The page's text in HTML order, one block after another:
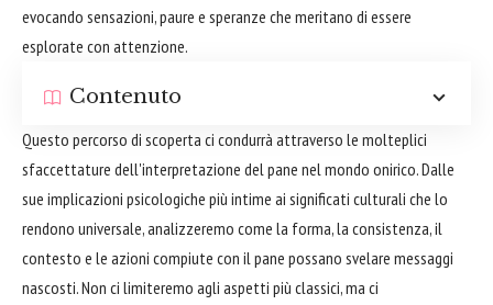
evocando sensazioni, paure e speranze che meritano di essere
esplorate con attenzione.
Contenuto
Questo percorso di scoperta ci condurrà attraverso le molteplici
sfaccettature dell'interpretazione del pane nel mondo onirico. Dalle
sue implicazioni psicologiche più intime ai significati culturali che lo
rendono universale, analizzeremo come la forma, la consistenza, il
contesto e le azioni compiute con il pane possano svelare messaggi
nascosti. Non ci limiteremo agli aspetti più classici, ma ci